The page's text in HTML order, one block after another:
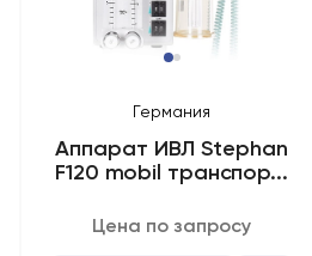
Аппарат ИВЛ Stephan
F120 mobil транспор...
Германия
Цена по запросу